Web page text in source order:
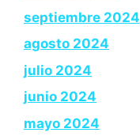
septiembre 2024
agosto 2024
julio 2024
junio 2024
mayo 2024